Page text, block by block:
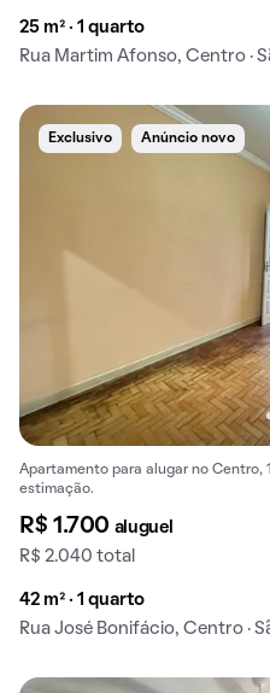
25 m² · 1 quarto
Rua Martim Afonso, Centro ·
Exclusivo Anúncio novo
Apartamento para alugar no Centro,
estimação.
R$ 1.700 aluguel
R$ 2.040 total
42 m² · 1 quarto
Rua José Bonifácio, Centro ·